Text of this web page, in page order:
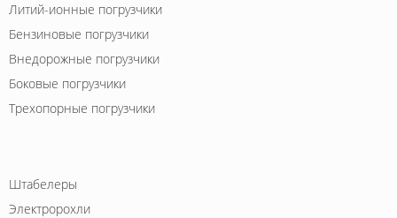
Литий-ионные погрузчики
Бензиновые погрузчики
Внедорожные погрузчики
Боковые погрузчики
Трехопорные погрузчики
Штабелеры
Электророхли